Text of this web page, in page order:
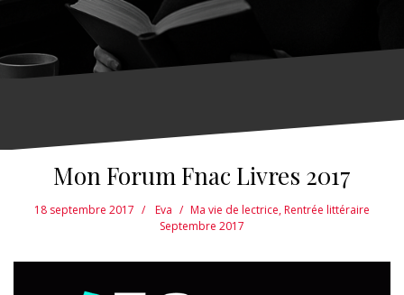
Mon Forum Fnac Livres 2017
18 septembre 2017 Eva Ma vie de lectrice,Rentrée littéraire
Septembre 2017